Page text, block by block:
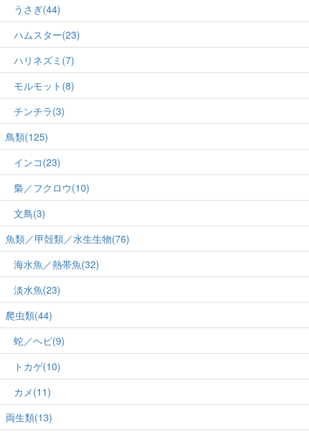
うさぎ(44)
ハムスター(23)
ハリネズミ(7)
モルモット(8)
チンチラ(3)
鳥類(125)
インコ(23)
梟／フクロウ(10)
文鳥(3)
魚類／甲殻類／水生生物(76)
海水魚／熱帯魚(32)
淡水魚(23)
爬虫類(44)
蛇／ヘビ(9)
トカゲ(10)
カメ(11)
両生類(13)